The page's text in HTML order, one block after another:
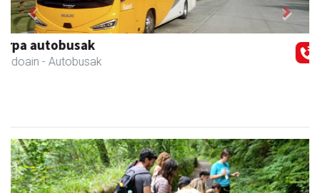
Stop liburu-denda
Andoain - Liburu-dendak
Previous Next